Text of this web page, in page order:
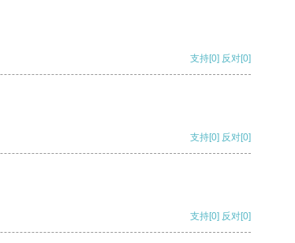
支持[0] 反对[0]
支持[0] 反对[0]
支持[0] 反对[0]